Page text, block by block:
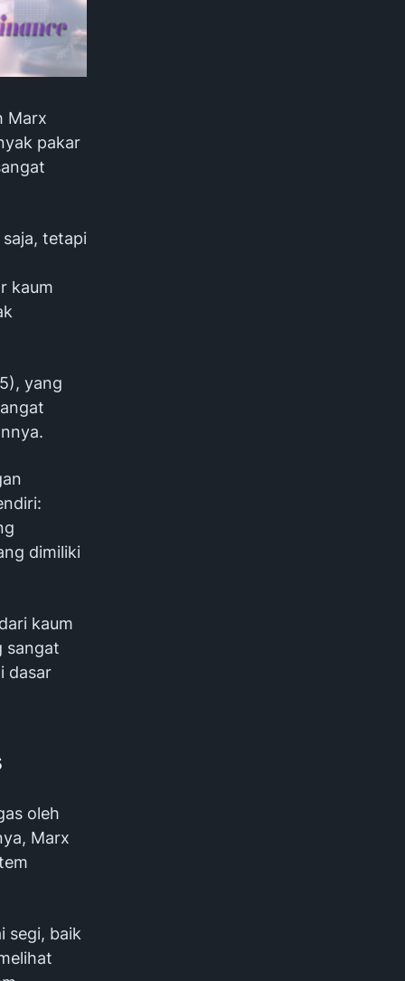
Marx
pakar
tetapi
kaum
yang
dimiliki
kaum
sangat
dasar
oleh
Marx
segi, baik